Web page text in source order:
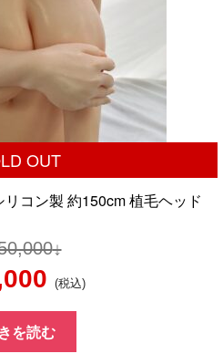
OUT
リコン製 約150cm 植毛ヘッド
現
在
の
(税込)
を読む